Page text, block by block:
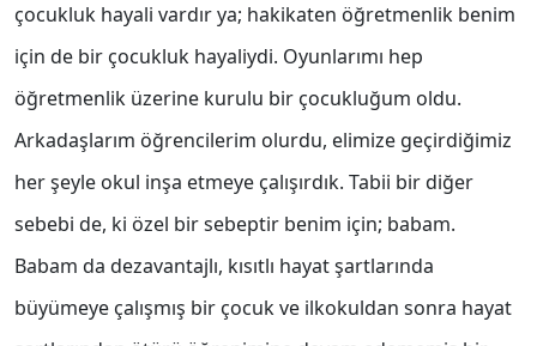
çocukluk hayali vardır ya; hakikaten öğretmenlik benim
için de bir çocukluk hayaliydi. Oyunlarımı hep
öğretmenlik üzerine kurulu bir çocukluğum oldu.
Arkadaşlarım öğrencilerim olurdu, elimize geçirdiğimiz
her şeyle okul inşa etmeye çalışırdık. Tabii bir diğer
sebebi de, ki özel bir sebeptir benim için; babam.
Babam da dezavantajlı, kısıtlı hayat şartlarında
büyümeye çalışmış bir çocuk ve ilkokuldan sonra hayat